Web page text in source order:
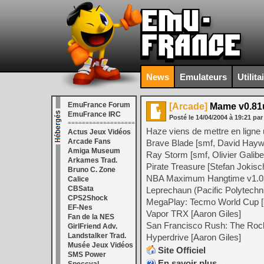
News Emulateurs
EmuFrance Forum
EmuFrance IRC
===================
Actus Jeux Vidéos
Arcade Fans
Amiga Museum
Arkames Trad.
Bruno C. Zone
Calice
CBSata
CPS2Shock
EF-Nes
Fan de la NES
GirlFriend Adv.
Landstalker Trad.
Musée Jeux Vidéos
SMS Power
[Arcade] Mame
Posté le 14/04/2004 à 19:21 par
Haze viens de mettre en
Brave Blade [smf, David
Ray Storm [smf, Olivier
Pirate Treasure [Stefan
NBA Maximum Hangtime
Leprechaun (Pacific
MegaPlay: Tecmo World Cup
Vapor TRX [Aaron Giles]
San Francisco Rush: The
Hyperdrive [Aaron Giles]
Site Officiel